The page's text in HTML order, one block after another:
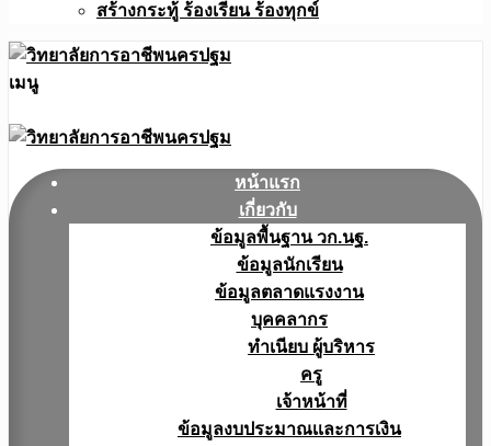
สร้างกระทู้ ร้องเรียน ร้องทุกข์
เมนู
หน้าแรก
เกี่ยวกับ
ข้อมูลพื้นฐาน วก.นฐ.
ข้อมูลนักเรียน
ข้อมูลตลาดแรงงาน
บุคคลากร
ทำเนียบ ผู้บริหาร
ครู
เจ้าหน้าที่
ข้อมูลงบประมาณเเละการเงิน